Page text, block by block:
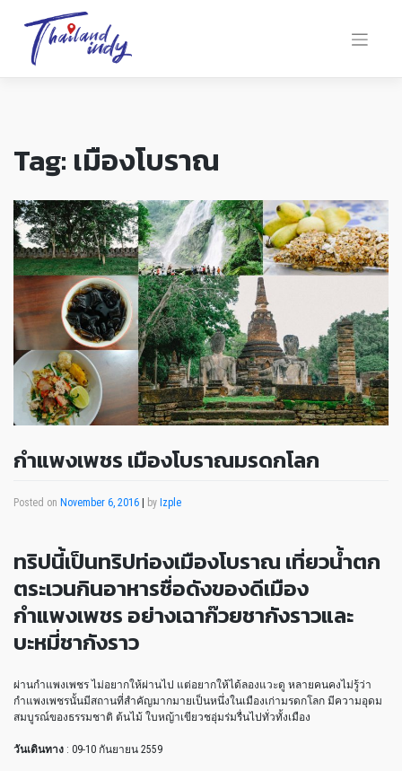
Tag: เมืองโบราณ
กำแพงเพชร เมืองโบราณมรดกโลก
Posted on November 6, 2016 by Izple
ทริปนี้เป็นทริปท่องเมืองโบราณ เที่ยวน้ำตก
ตระเวนกินอาหารชื่อดังของดีเมือง
กำแพงเพชร อย่างเฉาก๊วยชากังราวและ
บะหมี่ชากังราว
ผ่านกำแพงเพชร ไม่อยากให้ผ่านไป แต่อยากให้ได้ลองแวะดู หลายคนคงไม่รู้ว่า
กำแพงเพชรนั้นมีสถานที่สำคัญมากมายเป็นหนึ่งในเมืองเก่ามรดกโลก มีความอุดม
สมบูรณ์ของธรรมชาติ ต้นไม้ ใบหญ้าเขียวชอุ่มร่มรื่นไปทั่วทั้งเมือง
วันเดินทาง : 09-10 กันยายน 2559